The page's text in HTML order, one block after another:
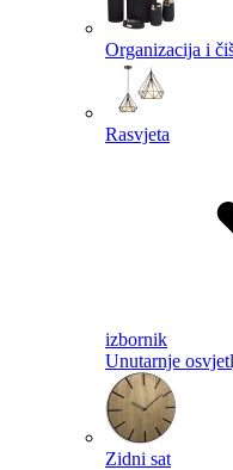
Organizacija i
Rasvjeta
izbornik
Unutarnje
Zidni sat